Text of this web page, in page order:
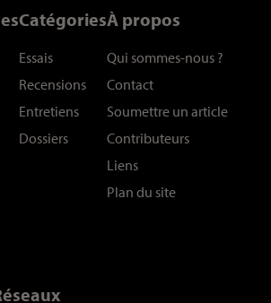
Catégories
Essais
Recensions
Entretiens
Dossiers
À propos
Qui sommes-nous ?
Contact
Soumettre un article
Contributeurs
Liens
Plan du site